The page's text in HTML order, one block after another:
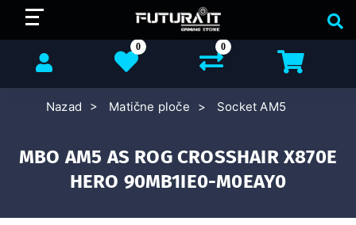
0
0
Nazad Matične ploče Socket AM5
MBO AM5 AS ROG CROSSHAIR X870E
HERO 90MB1IE0-M0EAY0